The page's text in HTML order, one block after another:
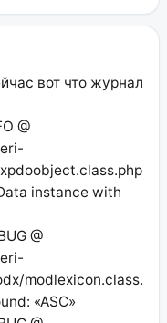
вот что журнал
@
instance with
@
«ASC»